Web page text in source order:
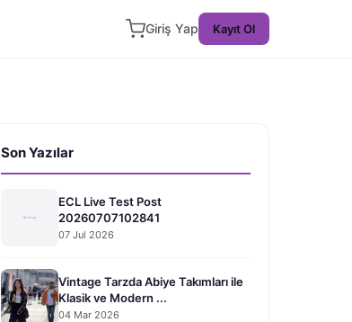
Giriş Yap Kayıt Ol
Son Yazılar
ECL Live Test Post
20260707102841
07 Jul 2026
Vintage Tarzda Abiye Takımları ile
Klasik ve Modern ...
04 Mar 2026